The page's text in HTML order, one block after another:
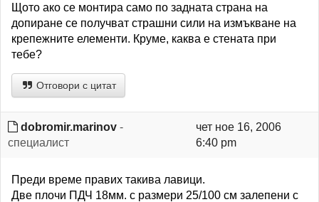
Щото ако се монтира само по задната страна на
допиране се получват страшни сили на измъкване на
крепежните елементи. Круме, каква е стената при
тебе?
Отговори с цитат
dobromir.marinov -
специалист
чет ное 16, 2006
6:40 pm
Преди време правих такива лавици.
Две плочи ПДЧ 18мм. с размери 25/100 см залепени с